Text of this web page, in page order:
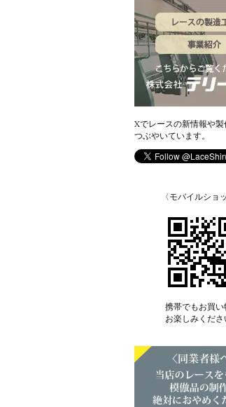
Xでレースの新情報や
つぶやいています。
〈モバイルショ
携帯でもお買い
お楽しみくださ